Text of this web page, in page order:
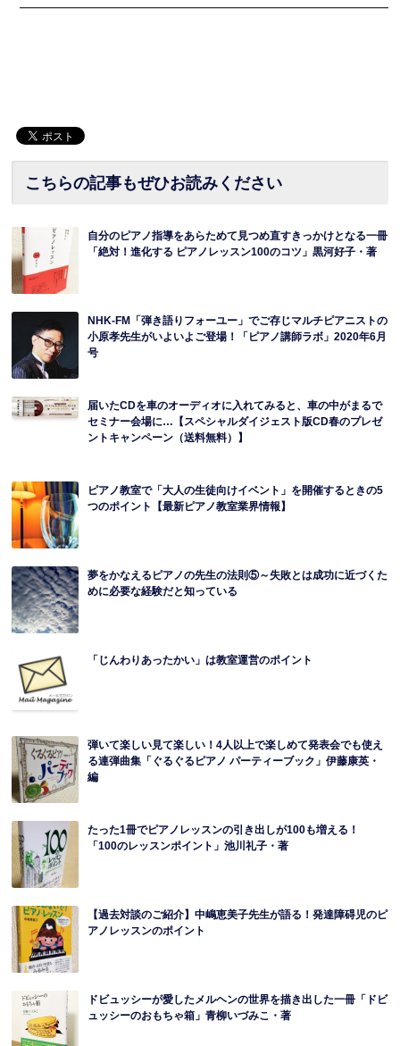
こちらの記事もぜひお読みください
自分のピアノ指導をあらためて見つめ直すきっかけとなる一冊
「絶対！進化する ピアノレッスン100のコツ」黒河好子・著
NHK-FM「弾き語りフォーユー」でご存じマルチピアニストの
小原孝先生がいよいよご登場！「ピアノ講師ラボ」2020年6月
号
届いたCDを車のオーディオに入れてみると、車の中がまるで
セミナー会場に…【スペシャルダイジェスト版CD春のプレゼ
ントキャンペーン（送料無料）】
ピアノ教室で「大人の生徒向けイベント」を開催するときの5
つのポイント【最新ピアノ教室業界情報】
夢をかなえるピアノの先生の法則⑤～失敗とは成功に近づくた
めに必要な経験だと知っている
「じんわりあったかい」は教室運営のポイント
弾いて楽しい見て楽しい！4人以上で楽しめて発表会でも使え
る連弾曲集「ぐるぐるピアノ パーティーブック」伊藤康英・
編
たった1冊でピアノレッスンの引き出しが100も増える！
「100のレッスンポイント」池川礼子・著
【過去対談のご紹介】中嶋恵美子先生が語る！発達障碍児のピ
アノレッスンのポイント
ドビュッシーが愛したメルヘンの世界を描き出した一冊「ドビ
ュッシーのおもちゃ箱」青柳いづみこ・著